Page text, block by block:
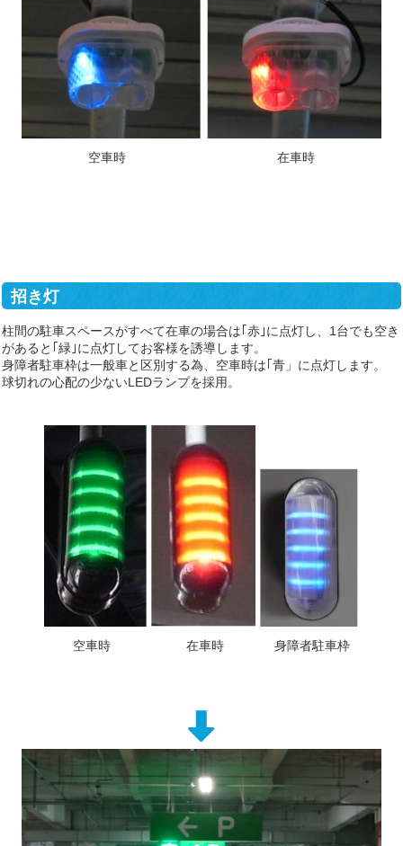
空車時 在車時
招き灯
柱間の駐車スペースがすべて在車の場合は｢赤｣に点灯し、1台でも空き
があると｢緑｣に点灯してお客様を誘導します。
身障者駐車枠は一般車と区別する為、空車時は｢青」に点灯します。
球切れの心配の少ないLEDランプを採用。
空車時 在車時 身障者駐車枠